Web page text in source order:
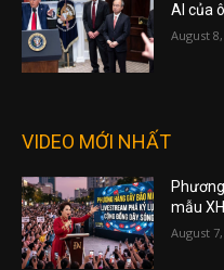
AI của
August
VIDEO MỚI NHẤT
mẫu
August